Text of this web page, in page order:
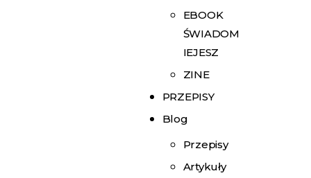
EBOOK
ŚWIADOM
IEJESZ
ZINE
PRZEPISY
Blog
Przepisy
Artykuły